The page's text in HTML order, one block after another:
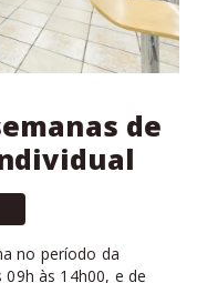
de
no período da
às 14h00, e de